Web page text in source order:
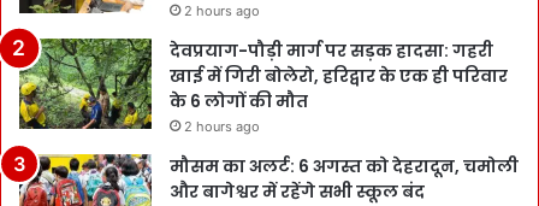
2 hours ago
देवप्रयाग-पौड़ी मार्ग पर सड़क हादसा: गहरी
खाई में गिरी बोलेरो, हरिद्वार के एक ही परिवार
के 6 लोगों की मौत
2 hours ago
मौसम का अलर्ट: 6 अगस्त को देहरादून, चमोली
और बागेश्वर में रहेंगे सभी स्कूल बंद